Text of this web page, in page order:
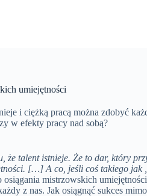
umiejętności
i ciężką pracą można zdobyć
w efekty pracy nad sobą?
że talent istnieje. Że to dar, który
[…] A co, jeśli coś takiego jak
mistrzowskich
z nas. Jak osiągnąć sukces